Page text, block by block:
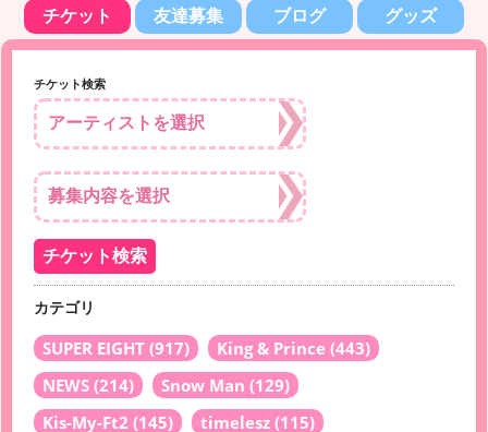
チケット 友達募集 ブログ グッズ
チケット検索
カテゴリ
SUPER EIGHT (917) King & Prince (443)
NEWS (214) Snow Man (129)
Kis-My-Ft2 (145) timelesz (115)